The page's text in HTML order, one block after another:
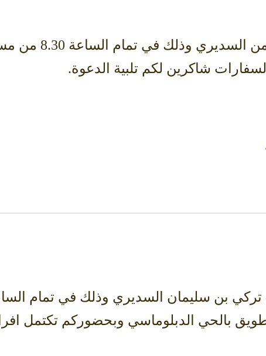
يسرني دعوتكم لحضور حفل زواج الابن سعد بن
29-4-1433 الموافق 22-3-2012 بقصر طويق بالحي الدبلوماسي وبحضوركم